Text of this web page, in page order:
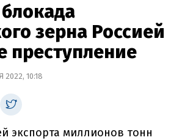
зерна Россией
преступление
10:18
экспорта миллионов тонн